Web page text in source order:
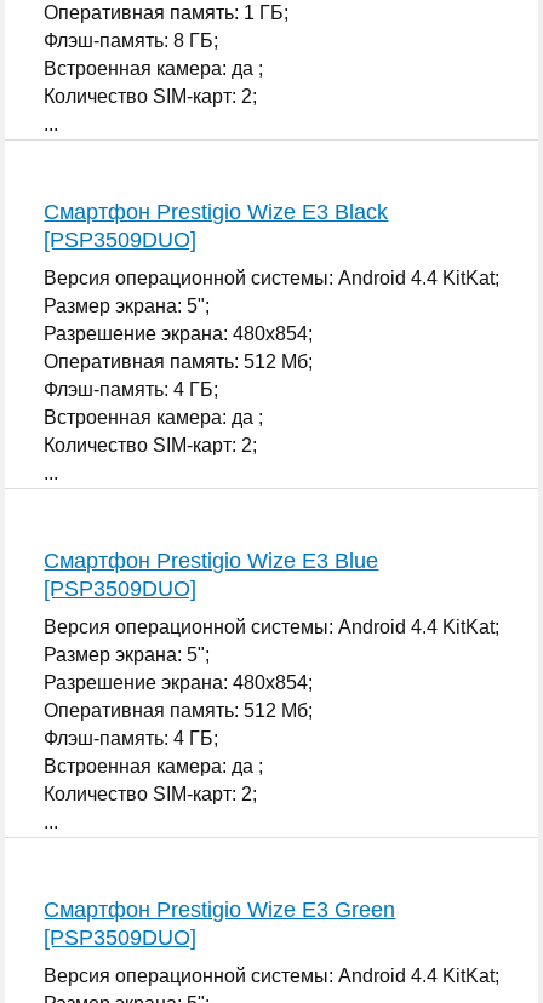
Оперативная память: 1 ГБ;
Флэш-память: 8 ГБ;
Встроенная камера: да ;
Количество SIM-карт: 2;
...
Смартфон Prestigio Wize E3 Black
[PSP3509DUO]
Версия операционной системы: Android 4.4 KitKat;
Размер экрана: 5";
Разрешение экрана: 480x854;
Оперативная память: 512 Мб;
Флэш-память: 4 ГБ;
Встроенная камера: да ;
Количество SIM-карт: 2;
...
Смартфон Prestigio Wize E3 Blue
[PSP3509DUO]
Версия операционной системы: Android 4.4 KitKat;
Размер экрана: 5";
Разрешение экрана: 480x854;
Оперативная память: 512 Мб;
Флэш-память: 4 ГБ;
Встроенная камера: да ;
Количество SIM-карт: 2;
...
Смартфон Prestigio Wize E3 Green
[PSP3509DUO]
Версия операционной системы: Android 4.4 KitKat;